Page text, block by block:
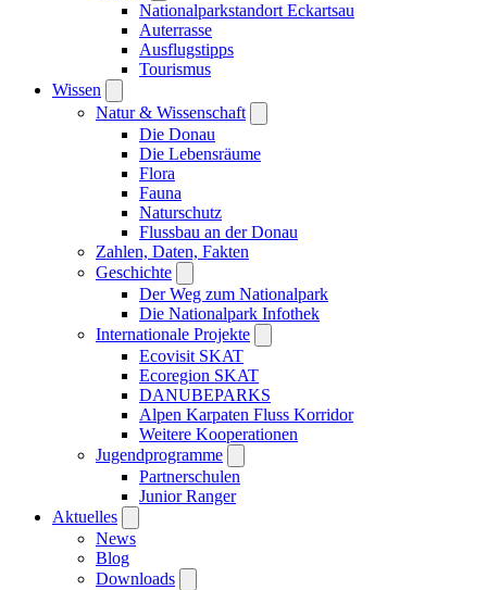
Nationalparkstandort Eckartsau
Auterrasse
Ausflugstipps
Tourismus
Wissen
Natur & Wissenschaft
Die Donau
Die Lebensräume
Flora
Fauna
Naturschutz
Flussbau an der Donau
Zahlen, Daten, Fakten
Geschichte
Der Weg zum Nationalpark
Die Nationalpark Infothek
Internationale Projekte
Ecovisit SKAT
Ecoregion SKAT
DANUBEPARKS
Alpen Karpaten Fluss Korridor
Weitere Kooperationen
Jugendprogramme
Partnerschulen
Junior Ranger
Aktuelles
News
Blog
Downloads